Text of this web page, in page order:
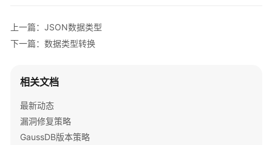
户
指
开
发
指
南
上一篇：JSON数据类型
下一篇：数据类型转换
相关文档
最新动态
漏洞修复策略
GaussDB版本策略